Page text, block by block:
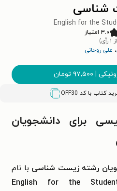
شناسی
English for the
۳.۰ امتیاز
، علی روحانی
| ۹۷,۵۰۰ تومان
OFF30
برای دانشجویان
رشته زیست شناسی با نام
English for the